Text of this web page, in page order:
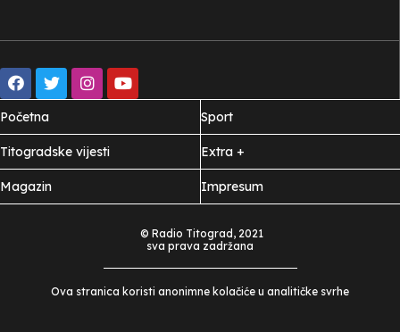
Početna
Titogradske vijesti
Magazin
Sport
Extra +
Impresum
© Radio Titograd, 2021
sva prava zadržana
Ova stranica koristi anonimne kolačiće u analitičke svrhe